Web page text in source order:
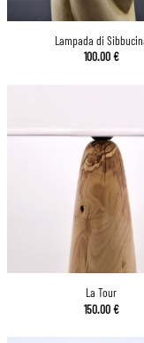
Lampada di
100.00€
La Tour
150.00€